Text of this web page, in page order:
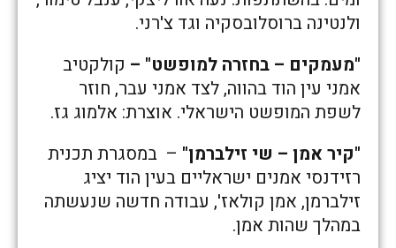
ולנטינה ברוסלובסקיה וגד צ'רני.
"מעמקים – בחזרה למופשט" – קולקטיב
אמני עין הוד בהווה, לצד אמני עבר, חוזר
לשפת המופשט הישראלי. אוצרת: אלמוג גז.
"קיר אמן – שי זילברמן" – במסגרת תכנית
רזידנסי אמנים ישראליים בעין הוד יציג
זילברמן, אמן קולאז', עבודה חדשה שנעשתה
במהלך שהות אמן.